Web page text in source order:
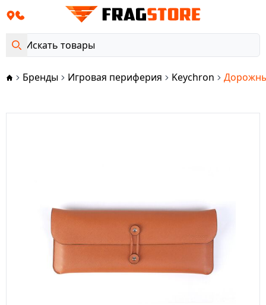
Бренды Игровая периферия Keychron